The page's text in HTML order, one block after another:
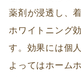
薬剤が浸透し、
ホワイトニング
す。効果には個
よってはホーム